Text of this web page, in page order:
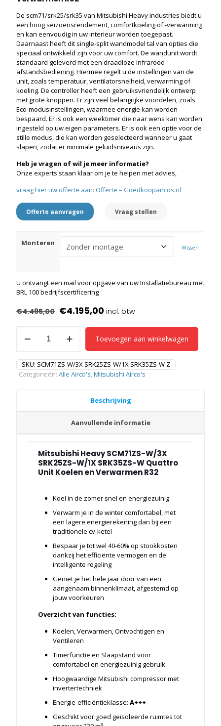
De scm71/srk25/srk35 van Mitsubishi Heavy industries biedt u
een hoog seizoensrendement, comfortkoeling of -verwarming
en kan eenvoudig in uw interieur worden toegepast.
Daarnaast heeft dit single-split wandmodel tal van opties die
speciaal ontwikkeld zijn voor uw comfort. De wandunit wordt
standaard geleverd met een draadloze infrarood
afstandsbediening. Hiermee regelt u de instellingen van de
unit, zoals temperatuur, ventilatorsnelheid, verwarming of
koeling. De controller heeft een gebruiksvriendelijk ontwerp
met grote knoppen. Er zijn veel belangrijke voordelen, zoals
Eco-modusinstellingen, waarmee energie kan worden
bespaard. Er is ook een weektimer die naar wens kan worden
ingesteld op uw eigen parameters. Er is ook een optie voor de
stille modus, die kan worden geselecteerd wanneer u gaat
slapen, zodat er minimale geluidsniveaus zijn.
Heb je vragen of wil je meer informatie?
Onze experts staan klaar om je te helpen met advies,
vraag hier uw offerte aan: Offerte – Goedkoopaircos.nl
Offerte aanvragen Vraag stellen
Monteren
Wissen
U ontvangt een mail voor opgave van uw Installatiebureau met
BRL 100 bedrijfscertificering
€4.495,00 Oorspronkelijke
was:
€4.495,00.
€4.195,00 Huidige
prijs
is:
€4.195,00.
Heavy
W/3X
SRK25ZS-
W/1X
Kw
Verwarmen
Toevoegen aan winkelwagen
SKU: SCM71ZS-W/3X SRK25ZS-W/1X SRK35ZS-W Z
Categorieën: Alle Airco's,Mitsubishi Airco's
Beschrijving
Aanvullende informatie
Mitsubishi Heavy SCM71ZS-W/3X
SRK25ZS-W/1X SRK35ZS-W Quattro
Unit Koelen en Verwarmen R32
Koel in de zomer snel en energiezuinig
Verwarm je in de winter comfortabel, met
een lagere energierekening dan bij een
traditionele cv-ketel
Bespaar je tot wel 40-60% op stookkosten
dankzij het efficiënte vermogen en de
intelligente regeling
Geniet je het hele jaar door van een
aangenaam binnenklimaat, afgestemd op
jouw voorkeuren
Overzicht van functies:
Koelen, Verwarmen, Ontvochtigen en
Ventileren
Timerfunctie en Slaapstand voor
comfortabel en energiezuinig gebruik
Hoogwaardige Mitsubishi compressor met
invertertechniek
Energie-efficiëntieklasse:A+++
Geschikt voor goed geïsoleerde ruimtes tot